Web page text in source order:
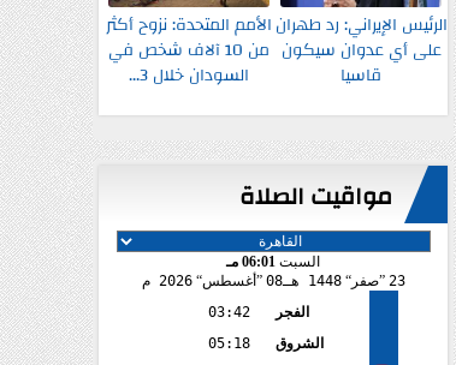
الرئيس الإيراني: رد طهران
على أي عدوان سيكون
قاسيا
الأمم المتحدة: نزوح أكثر
من 10 آلاف شخص في
السودان خلال 3...
مواقيت الصلاة
السبت 06:01 مـ
23
صفر 1448 هـ 08 أغسطس 2026 م
الفجر
03:42
الشروق
05:18